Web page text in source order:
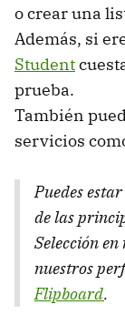
o crear una
Además, si
Student
prueba.
También
servicios
Puedes
de las
Selección
nuestros
Flipboard.